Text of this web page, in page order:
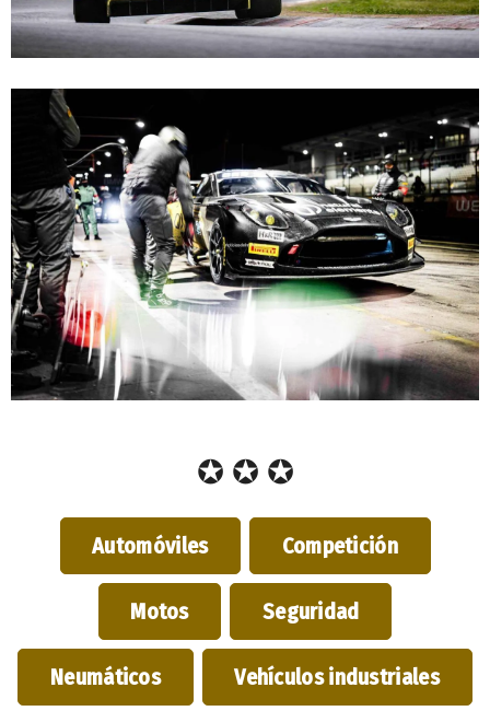
✪ ✪ ✪
Automóviles Competición
Motos Seguridad
Neumáticos Vehículos industriales